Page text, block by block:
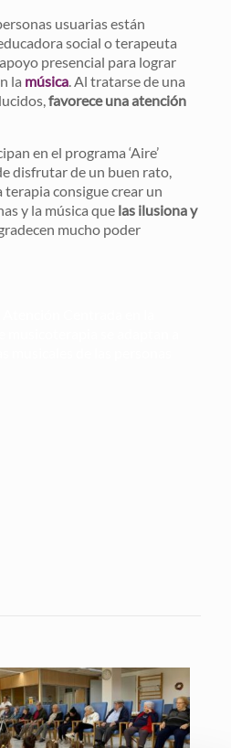
usuarias están
social o terapeuta
presencial para lograr
la música. Al tratarse de una
favorece una atención
en el programa ‘Aire’
disfrutar de un buen rato,
consigue crear un
y la música que las ilusiona y
mucho poder